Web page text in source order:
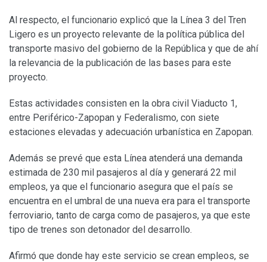
Al respecto, el funcionario explicó que la Línea 3 del Tren
Ligero es un proyecto relevante de la política pública del
transporte masivo del gobierno de la República y que de ahí
la relevancia de la publicación de las bases para este
proyecto.
Estas actividades consisten en la obra civil Viaducto 1,
entre Periférico-Zapopan y Federalismo, con siete
estaciones elevadas y adecuación urbanística en Zapopan.
Además se prevé que esta Línea atenderá una demanda
estimada de 230 mil pasajeros al día y generará 22 mil
empleos, ya que el funcionario asegura que el país se
encuentra en el umbral de una nueva era para el transporte
ferroviario, tanto de carga como de pasajeros, ya que este
tipo de trenes son detonador del desarrollo.
Afirmó que donde hay este servicio se crean empleos, se